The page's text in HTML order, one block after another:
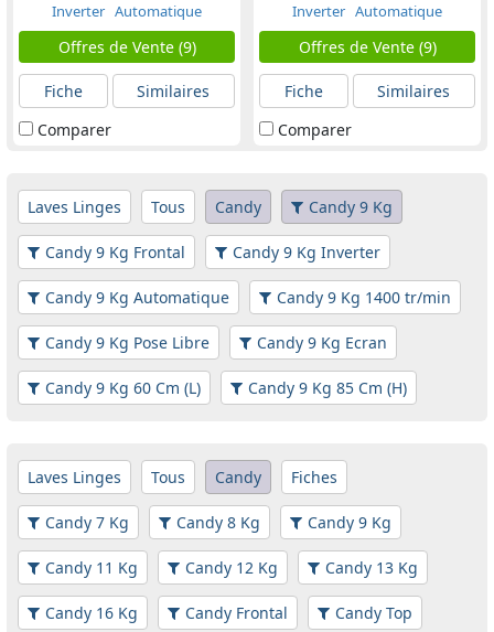
Inverter Automatique
Offres de Vente (9)
Fiche
Similaires
Comparer
Inverter Automatique
Offres de Vente (9)
Fiche
Similaires
Comparer
Laves Linges Tous Candy Candy 9 Kg
Candy 9 Kg Frontal Candy 9 Kg Inverter
Candy 9 Kg Automatique Candy 9 Kg 1400 tr/min
Candy 9 Kg Pose Libre Candy 9 Kg Ecran
Candy 9 Kg 60 Cm (L) Candy 9 Kg 85 Cm (H)
Laves Linges Tous Candy Fiches
Candy 7 Kg Candy 8 Kg Candy 9 Kg
Candy 11 Kg Candy 12 Kg Candy 13 Kg
Candy 16 Kg Candy Frontal Candy Top